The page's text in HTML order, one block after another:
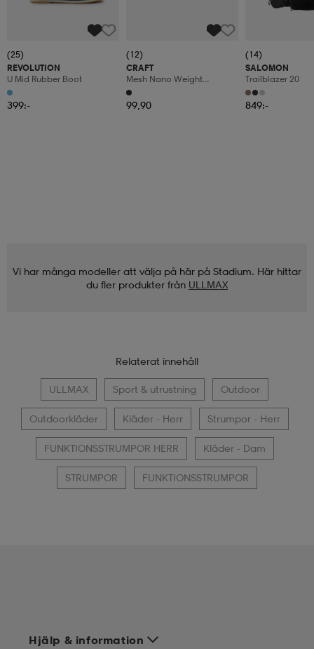
(25)
REVOLUTION
U Mid Rubber Boot
399:-
(12)
CRAFT
Mesh Nano Weight
Headband
99,90
(14)
SALOMON
Trailblazer 20
849:-
Vi har många modeller att välja på här på Stadium. Här hittar
du fler produkter från ULLMAX
Relaterat innehåll
ULLMAX Sport & utrustning Outdoor
Outdoorkläder Kläder - Herr Strumpor - Herr
FUNKTIONSSTRUMPOR HERR Kläder - Dam
STRUMPOR FUNKTIONSSTRUMPOR
Hjälp & information